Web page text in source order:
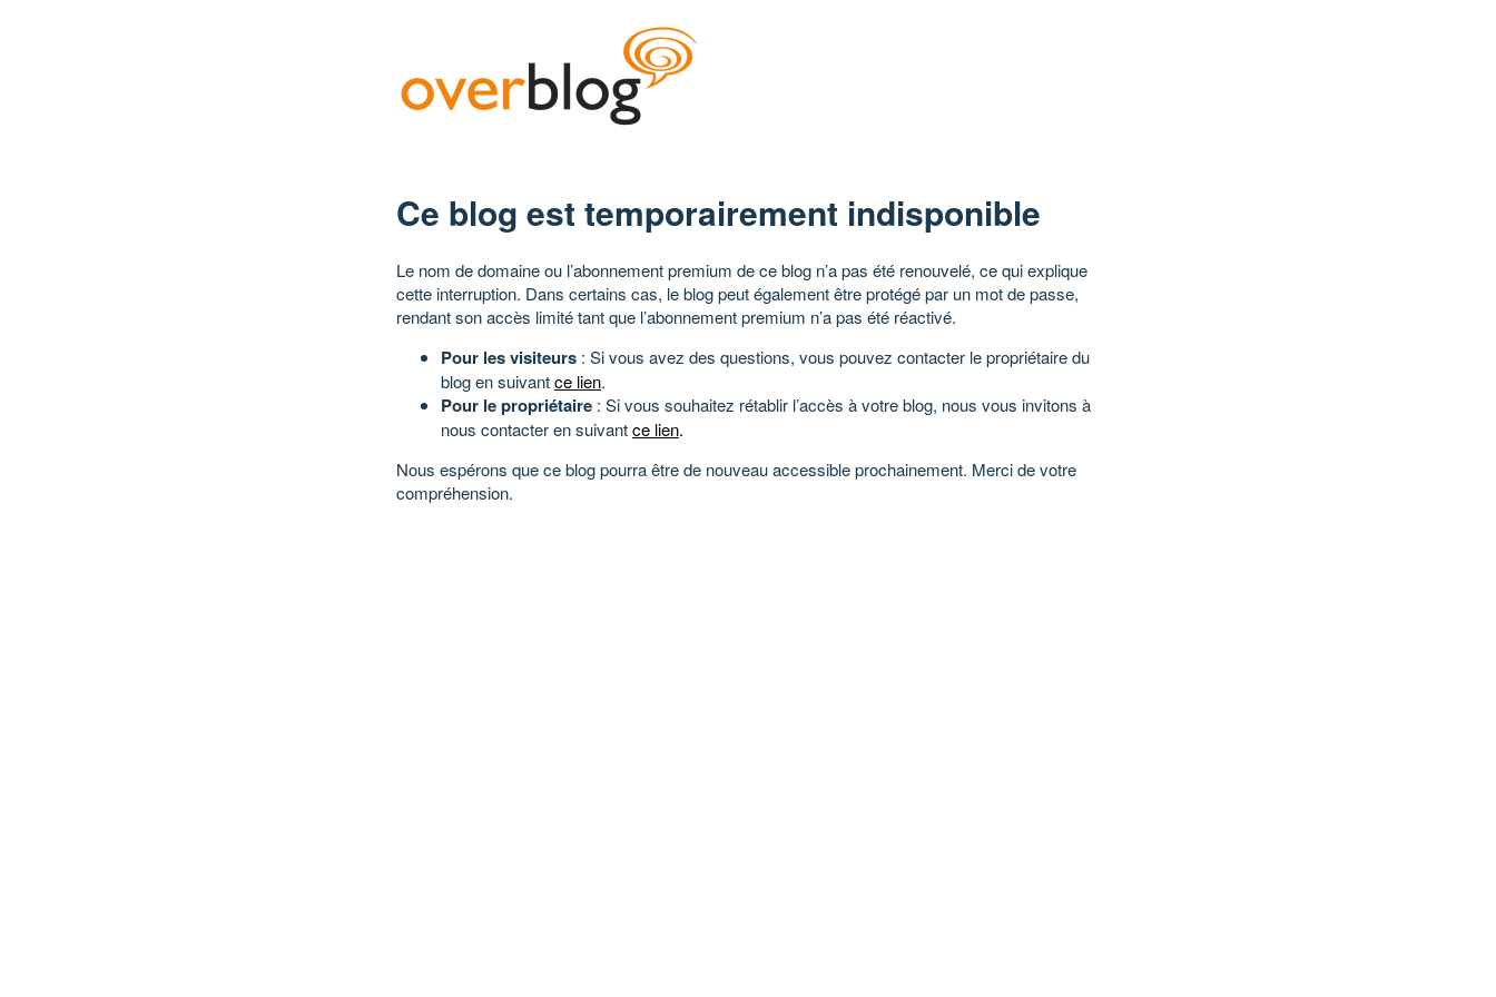
Ce blog est temporairement indisponible
Le nom de domaine ou l’abonnement premium de ce blog n’a pas été renouvelé, ce qui explique
cette interruption. Dans certains cas, le blog peut également être protégé par un mot de passe,
rendant son accès limité tant que l’abonnement premium n’a pas été réactivé.
Pour les visiteurs : Si vous avez des questions, vous pouvez contacter le propriétaire du
blog en suivantce lien.
Pour le propriétaire : Si vous souhaitez rétablir l’accès à votre blog, nous vous invitons à
nous contacter en suivantce lien.
Nous espérons que ce blog pourra être de nouveau accessible prochainement. Merci de votre
compréhension.